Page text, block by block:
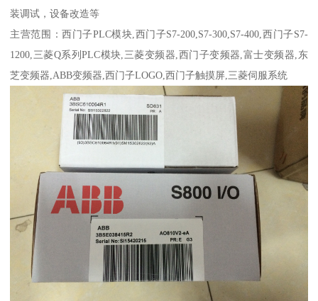
装调试，设备改造等
主营范围：西门子PLC模块,西门子S7-200,S7-300,S7-400,西门子S7-
1200,三菱Q系列PLC模块,三菱变频器,西门子变频器,富士变频器,东
芝变频器,ABB变频器,西门子LOGO,西门子触摸屏,三菱伺服系统